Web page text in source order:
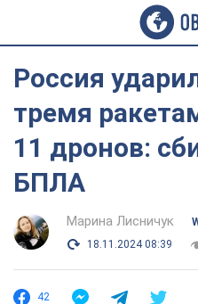
Россия
тремя
11 дронов:
БПЛА
Марина Лисничук
18.11.2024 08:39
42